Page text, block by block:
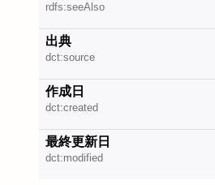
rdfs:seeAlso
出典
dct:source
作成日
dct:created
最終更新日
dct:modified